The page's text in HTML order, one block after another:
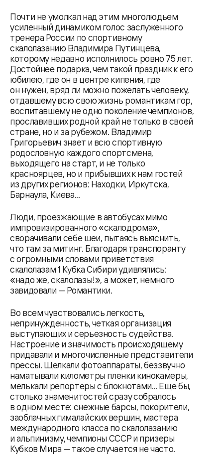
Почти не умолкал над этим многолюдьем
усиленный динамиком голос заслуженного
тренера России по спортивному
скалолазанию Владимира Путинцева,
которому недавно исполнилось ровно 75 лет.
Достойнее подарка, чем такой праздник к его
юбилею, где он в центре кипения, где
он нужен, вряд ли можно пожелать человеку,
отдавшему всю свою жизнь романтикам гор,
воспитавшему не одно поколение чемпионов,
прославивших родной край не только в своей
стране, но и за рубежом. Владимир
Григорьевич знает и всю спортивную
родословную каждого спортсмена,
выходящего на старт, и не только
красноярцев, но и прибывших к нам гостей
из других регионов: Находки, Иркутска,
Барнаула, Киева...
Люди, проезжающие в автобусах мимо
импровизированного «скалодрома»,
сворачивали себе шеи, пытаясь выяснить,
что там за митинг. Благодаря транспоранту
с огромными словами приветствия
скалолазам 1 Кубка Сибири удивлялись:
«надо же, скалолазы!», а может, немного
завидовали — Романтики.
Во всем чувствовались легкость,
непринужденность, четкая организация
выступающих и серьезность судейства.
Настроение и значимость происходящему
придавали и многочисленные представители
прессы. Щелкали фотоаппараты, беззвучно
наматывали километры пленки кинокамеры,
мелькали репортеры с блокнотами... Еще бы,
столько знаменитостей сразу собралось
в одном месте: снежные барсы, покорители,
заоблачных гималайских вершин, мастера
международного класса по скалолазанию
и альпинизму, чемпионы СССР и призеры
Кубков Мира — такое случается не часто.